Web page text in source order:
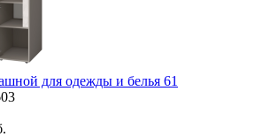
для одежды и белья 61